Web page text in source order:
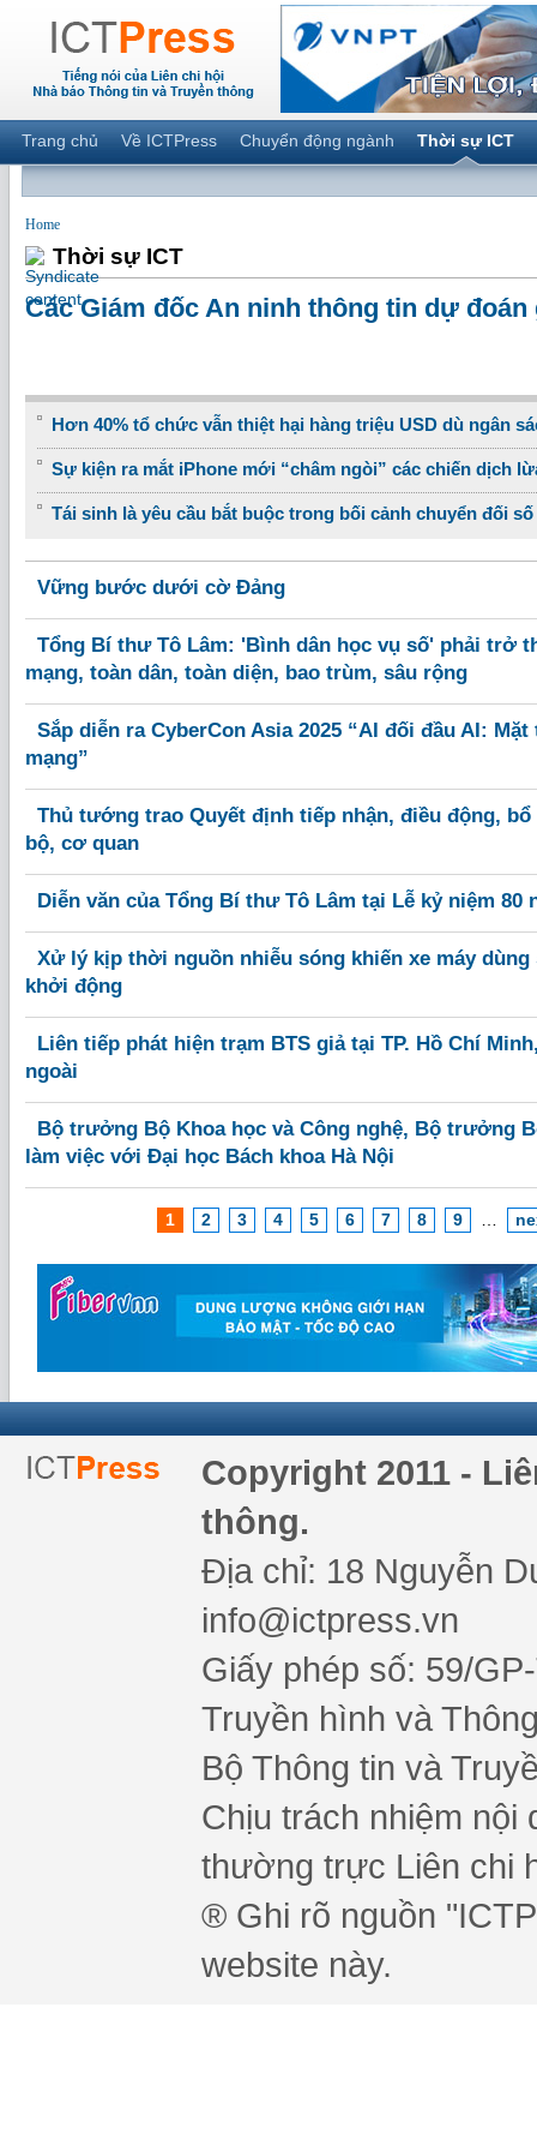
Trang chủ Về ICTPress Chuyển động ngành Thời sự ICT
Home
Thời sự ICT
Các Giám đốc An ninh thông tin dự đoán
Hơn 40% tổ chức vẫn thiệt hại hàng triệu USD dù ngân
Sự kiện ra mắt iPhone mới “châm ngòi” các chiến dịch
Tái sinh là yêu cầu bắt buộc trong bối cảnh chuyển đối số
Vững bước dưới cờ Đảng
Tổng Bí thư Tô Lâm: 'Bình dân học vụ số' phải trở
mạng, toàn dân, toàn diện, bao trùm, sâu rộng
Sắp diễn ra CyberCon Asia 2025 “AI đối đầu AI:
mạng”
Thủ tướng trao Quyết định tiếp nhận, điều động, bổ
bộ, cơ quan
Diễn văn của Tổng Bí thư Tô Lâm tại Lễ kỷ niệm 80
Xử lý kịp thời nguồn nhiễu sóng khiến xe máy dùng
khởi động
Liên tiếp phát hiện trạm BTS giả tại TP. Hồ Chí
ngoài
Bộ trưởng Bộ Khoa học và Công nghệ, Bộ trưởng
làm việc với Đại học Bách khoa Hà Nội
1 2 3 4 5 6 7 8 9
Copyright 2011 -
thông.
Địa chỉ: 18 Nguyễn
info@ictpress.vn
Giấy phép số: 59/
Truyền hình và
Bộ Thông tin và
Chịu trách nhiệm nội
thường trực Liên chi
® Ghi rõ nguồn
website này.